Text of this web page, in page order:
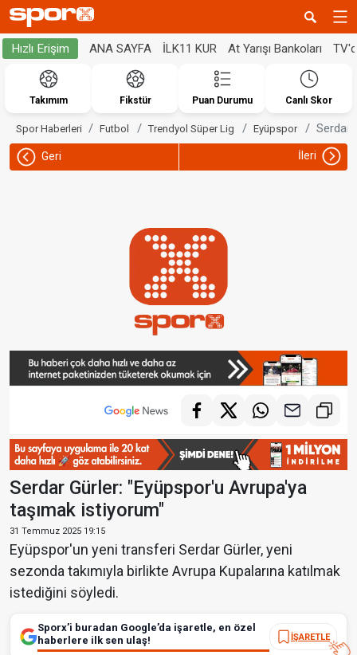
Hızlı Erişim ANA SAYFA İLK11 KUR At Yarışı Bankoları
Takımım Fikstür Puan Durumu Canlı Skor
Spor Haberleri Futbol Trendyol Süper Lig Eyüpspor Serdar
Geri İleri
Serdar Gürler: "Eyüpspor'u Avrupa'ya
taşımak istiyorum"
31 Temmuz 2025 19:15
Eyüpspor'un yeni transferi Serdar Gürler, yeni
sezonda takımıyla birlikte Avrupa Kupalarına katılmak
istediğini söyledi.
Sporx’i buradan Google’da işaretle, en özel
haberlere ilk sen ulaş!
İŞARETLE